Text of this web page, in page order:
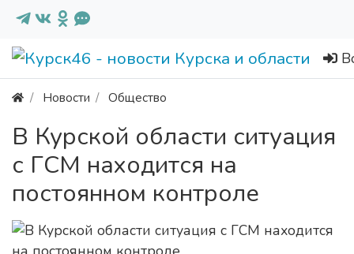
Новости Общество
В Курской области ситуация
с ГСМ находится на
постоянном контроле